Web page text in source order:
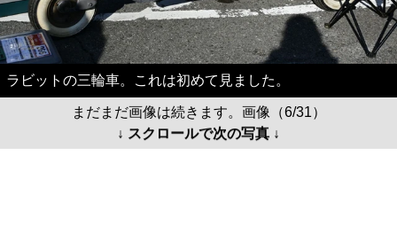
ラビットの三輪車。これは初めて見ました。
まだまだ画像は続きます。画像（6/31）
↓ スクロールで次の写真 ↓